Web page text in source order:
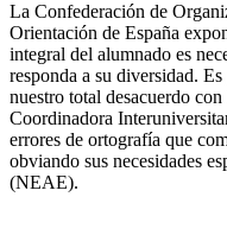
La Confederación de
Orientación de España
integral del alumnado es
responda a su diversidad.
nuestro total desacuerdo
Coordinadora
errores de ortografía que
obviando sus necesidades
(NEAE).